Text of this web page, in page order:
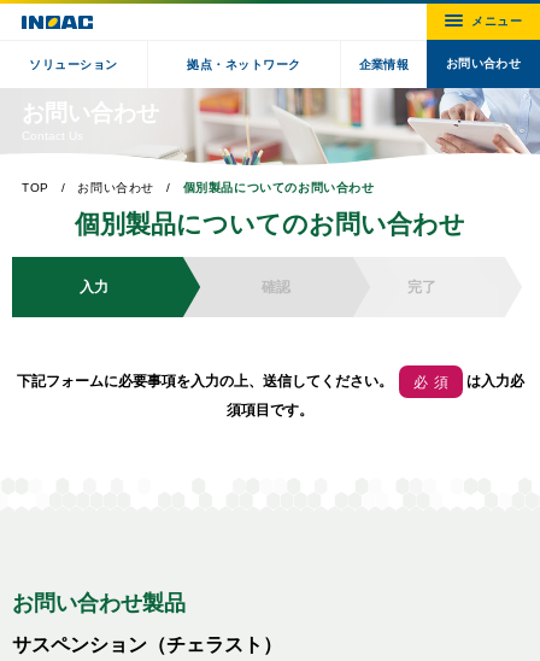
ソリューション 拠点・ネットワーク 企業情報 お問い合わせ
お問い合わせ
TOP お問い合わせ 個別製品についてのお問い合わせ
個別製品についてのお問い合わせ
入力 確認 完了
下記フォームに必要事項を入力の上、送信してください。 必須
は入力必
須項目です。
お問い合わせ製品
サスペンション（チェラスト）